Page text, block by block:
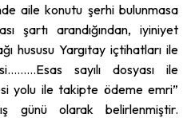
aile konutu şerhi bulunmasa
şartı arandığından, iyiniyet
hususu Yargıtay içtihatları ile
sayılı dosyası ile
yolu ile takipte ödeme emri”
günü olarak belirlenmiştir.